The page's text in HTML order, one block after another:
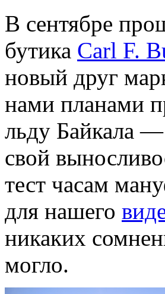
В сентябре
бутика Carl F.
новый друг
нами планами
льду Байкала
свой
тест часам
для нашего
никаких
могло.